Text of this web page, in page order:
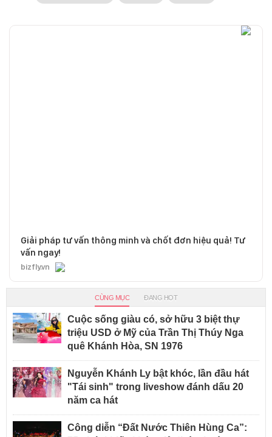
Giải pháp tư vấn thông minh và chốt đơn hiệu quả! Tư
vấn ngay!
bizfly.vn
CÙNG MỤC ĐANG HOT
Cuộc sống giàu có, sở hữu 3 biệt thự
triệu USD ở Mỹ của Trần Thị Thúy Nga
quê Khánh Hòa, SN 1976
Nguyễn Khánh Ly bật khóc, lần đầu hát
"Tái sinh" trong liveshow đánh dấu 20
năm ca hát
Công diễn “Đất Nước Thiên Hùng Ca”: